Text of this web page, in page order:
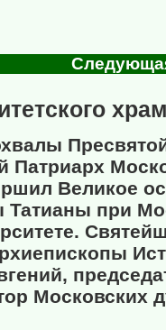
Патриарх
Великое
Татианы при
Московских